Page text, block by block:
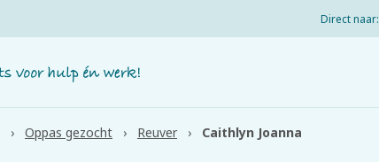
Direct naar:
Oppas gezocht Reuver Caithlyn Joanna